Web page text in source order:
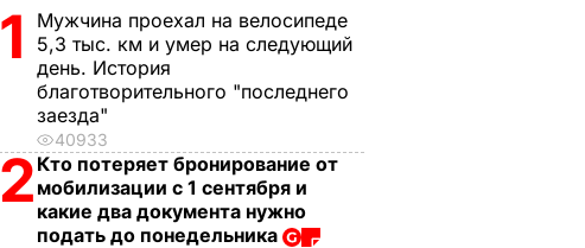
1
Мужчина проехал на велосипеде
5,3 тыс. км и умер на следующий
день. История
благотворительного "последнего
заезда"
40933
2 Кто потеряет бронирование от
мобилизации с 1 сентября и
какие два документа нужно
подать до понедельника